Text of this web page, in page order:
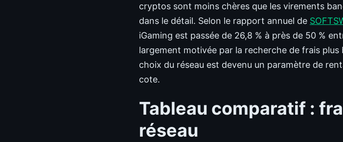
cryptos sont moins chères que les virements
dans le détail. Selon le rapport annuel de
iGaming est passée de 26,8 % à près de 50 %
largement motivée par la recherche de frais
choix du réseau est devenu un paramètre de
cote.
Tableau comparatif :
réseau